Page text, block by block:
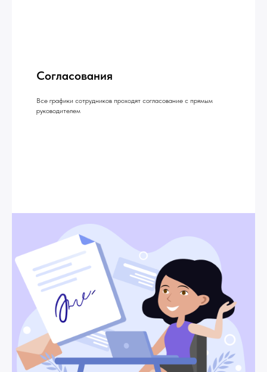
Согласования
Все графики сотрудников проходят согласование с прямым
руководителем